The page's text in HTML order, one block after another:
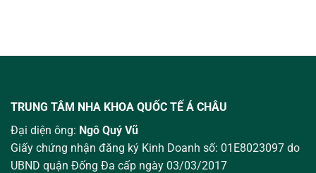
TRUNG TÂM NHA KHOA QUỐC TẾ Á CHÂU
Đại diện ông: Ngô Quý Vũ
Giấy chứng nhận đăng ký Kinh Doanh số: 01E8023097 do
UBND quận Đống Đa cấp ngày 03/03/2017